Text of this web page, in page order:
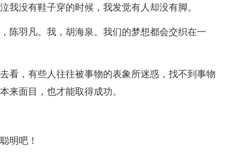
我没有鞋子穿的时候，我发觉有人却没有脚。
陈羽凡。我，胡海泉。我们的梦想都会交织在一
看，有些人往往被事物的表象所迷惑，找不到事物
来面目，也才能取得成功。
明吧！